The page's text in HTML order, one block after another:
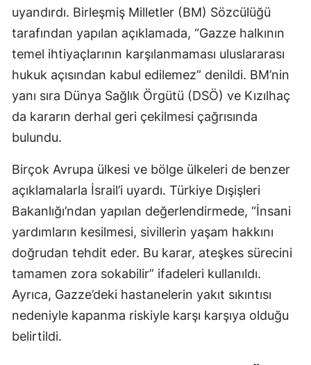
Rize
Sakarya
Samsun
Siirt
Sivas
Tekirdağ
Tokat
Trabzon
Tunceli
uyandırdı. Birleşmiş Milletler (BM) Sözcülüğü
tarafından yapılan açıklamada, “Gazze halkının
temel ihtiyaçlarının karşılanmaması uluslararası
hukuk açısından kabul edilemez” denildi. BM’nin
yanı sıra Dünya Sağlık Örgütü (DSÖ) ve Kızılhaç
da kararın derhal geri çekilmesi çağrısında
bulundu.
Birçok Avrupa ülkesi ve bölge ülkeleri de benzer
açıklamalarla İsrail’i uyardı. Türkiye Dışişleri
Bakanlığı’ndan yapılan değerlendirmede, “İnsani
yardımların kesilmesi, sivillerin yaşam hakkını
doğrudan tehdit eder. Bu karar, ateşkes sürecini
tamamen zora sokabilir” ifadeleri kullanıldı.
Ayrıca, Gazze’deki hastanelerin yakıt sıkıntısı
nedeniyle kapanma riskiyle karşı karşıya olduğu
belirtildi.